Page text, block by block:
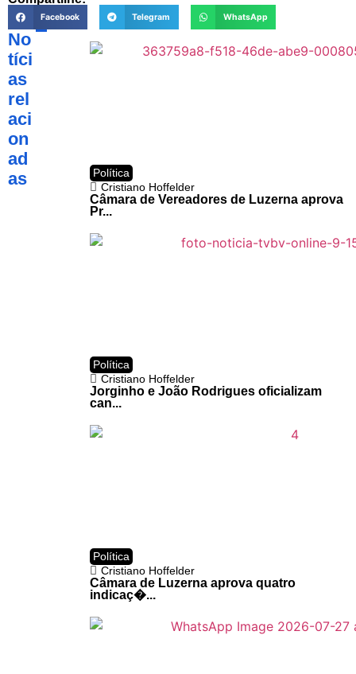
Facebook Telegram WhatsApp
No
tíci
as
rel
aci
on
ad
as
Política
Cristiano Hoffelder
Câmara de Vereadores de Luzerna aprova
Pr...
Política
Cristiano Hoffelder
Jorginho e João Rodrigues oficializam
can...
Política
Cristiano Hoffelder
Câmara de Luzerna aprova quatro
indicaç�...